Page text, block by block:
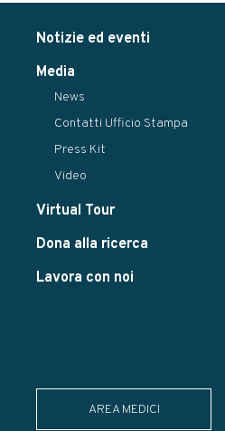
Notizie ed eventi
Media
News
Contatti Ufficio Stampa
Press Kit
Video
Virtual Tour
Dona alla ricerca
Lavora con noi
AREA MEDICI